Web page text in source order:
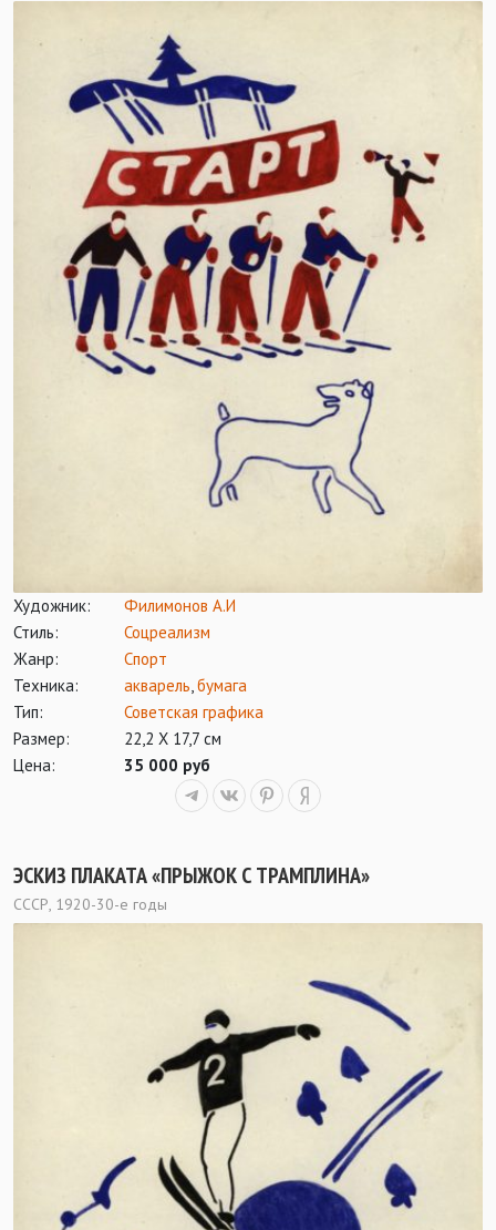
Художник:
Филимонов А.И
Стиль:
Соцреализм
Жанр:
Спорт
Техника:
акварель,бумага
Тип:
Советская графика
Размер:
22,2 Х 17,7 см
Цена:
35 000 руб
ЭСКИЗ ПЛАКАТА «ПРЫЖОК С ТРАМПЛИНА»
СССР, 1920-30-е годы